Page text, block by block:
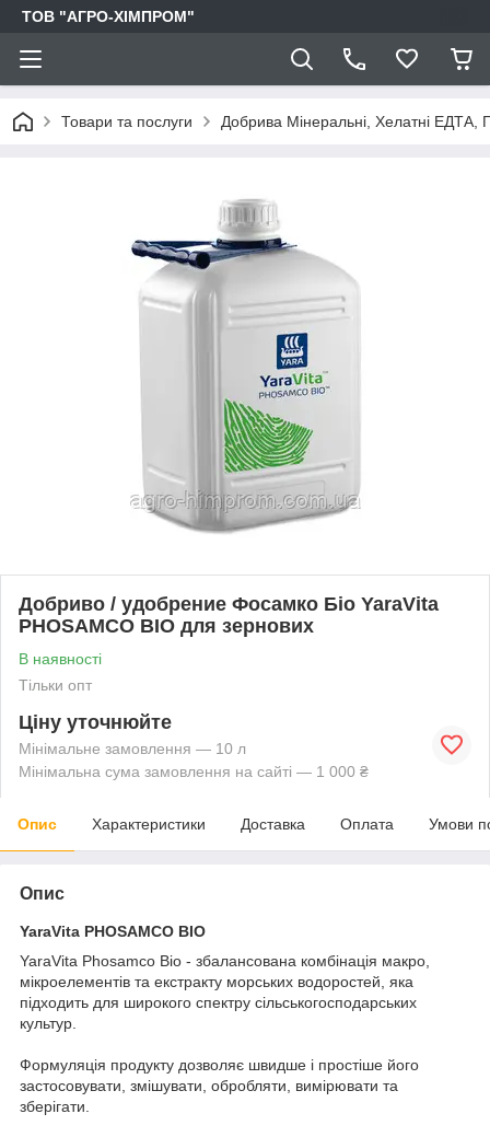
ТОВ "АГРО-ХІМПРОМ"
Товари та послуги Добрива Мінеральні, Хелатні ЕДТА,
Добриво / удобрение Фосамко Біо YaraVita
PHOSAMCO BIO для зернових
В наявності
Тільки опт
Ціну уточнюйте
Мінімальне замовлення — 10 л
Мінімальна сума замовлення на сайті — 1 000 ₴
Опис Характеристики Доставка Оплата Умови
Опис
YaraVita PHOSAMCO BIO
YaraVita Phosamco Bio - збалансована комбінація макро,
мікроелементів та екстракту морських водоростей, яка
підходить для широкого спектру сільськогосподарських
культур.
Формуляція продукту дозволяє швидше і простіше його
застосовувати, змішувати, обробляти, вимірювати та
зберігати.